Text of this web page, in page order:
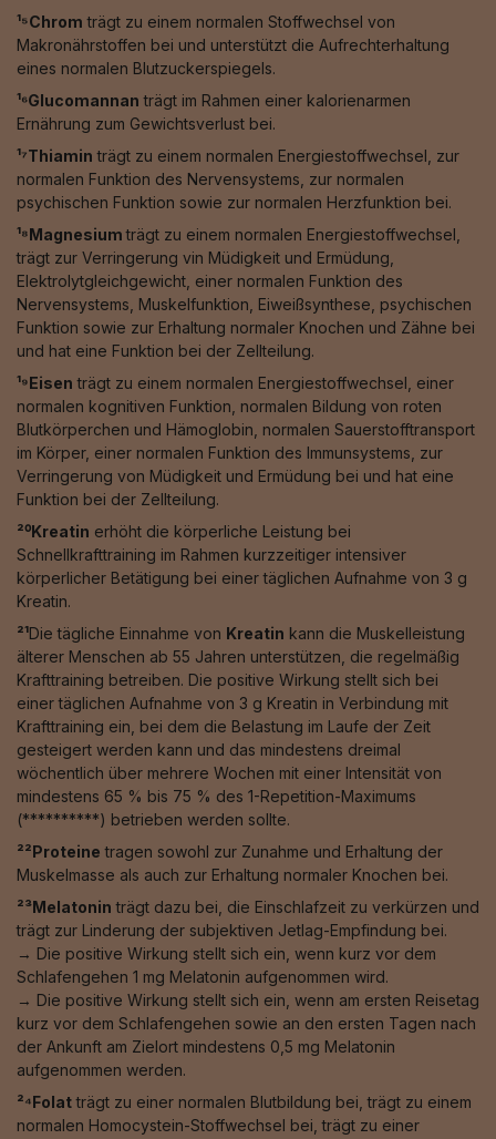
¹⁵Chrom trägt zu einem normalen Stoffwechsel von
Makronährstoffen bei und unterstützt die Aufrechterhaltung
eines normalen Blutzuckerspiegels.
¹⁶Glucomannan trägt im Rahmen einer kalorienarmen
Ernährung zum Gewichtsverlust bei.
¹⁷Thiamin trägt zu einem normalen Energiestoffwechsel, zur
normalen Funktion des Nervensystems, zur normalen
psychischen Funktion sowie zur normalen Herzfunktion bei.
¹⁸Magnesiumträgt zu einem normalen Energiestoffwechsel,
trägt zur Verringerung vin Müdigkeit und Ermüdung,
Elektrolytgleichgewicht, einer normalen Funktion des
Nervensystems, Muskelfunktion, Eiweißsynthese, psychischen
Funktion sowie zur Erhaltung normaler Knochen und Zähne bei
und hat eine Funktion bei der Zellteilung.
¹⁹Eisen trägt zu einem normalen Energiestoffwechsel, einer
normalen kognitiven Funktion, normalen Bildung von roten
Blutkörperchen und Hämoglobin, normalen Sauerstofftransport
im Körper, einer normalen Funktion des Immunsystems, zur
Verringerung von Müdigkeit und Ermüdung bei und hat eine
Funktion bei der Zellteilung.
²⁰Kreatin erhöht die körperliche Leistung bei
Schnellkrafttraining im Rahmen kurzzeitiger intensiver
körperlicher Betätigung bei einer täglichen Aufnahme von 3 g
Kreatin.
²¹Die tägliche Einnahme von Kreatin kann die Muskelleistung
älterer Menschen ab 55 Jahren unterstützen, die regelmäßig
Krafttraining betreiben. Die positive Wirkung stellt sich bei
einer täglichen Aufnahme von 3 g Kreatin in Verbindung mit
Krafttraining ein, bei dem die Belastung im Laufe der Zeit
gesteigert werden kann und das mindestens dreimal
wöchentlich über mehrere Wochen mit einer Intensität von
mindestens 65 % bis 75 % des 1-Repetition-Maximums
(**********) betrieben werden sollte.
²²Proteine tragen sowohl zur Zunahme und Erhaltung der
Muskelmasse als auch zur Erhaltung normaler Knochen bei.
²³Melatonin trägt dazu bei, die Einschlafzeit zu verkürzen und
trägt zur Linderung der subjektiven Jetlag-Empfindung bei.
→ Die positive Wirkung stellt sich ein, wenn kurz vor dem
Schlafengehen 1 mg Melatonin aufgenommen wird.
→ Die positive Wirkung stellt sich ein, wenn am ersten Reisetag
kurz vor dem Schlafengehen sowie an den ersten Tagen nach
der Ankunft am Zielort mindestens 0,5 mg Melatonin
aufgenommen werden.
²⁴Folatträgt zu einer normalen Blutbildung bei, trägt zu einem
normalen Homocystein-Stoffwechsel bei, trägt zu einer